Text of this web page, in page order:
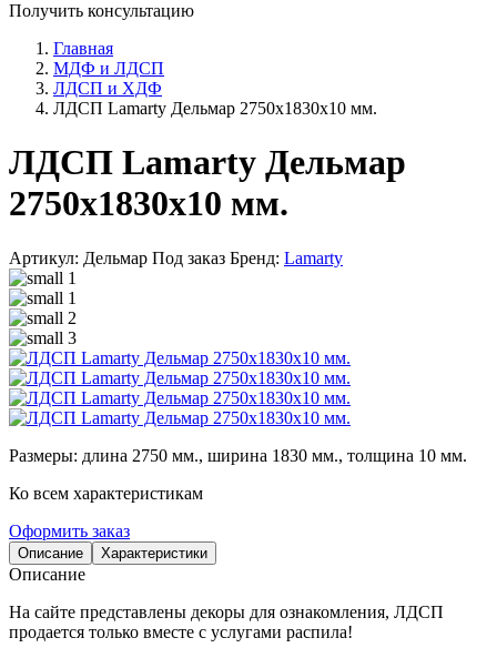
Получить консультацию
Главная
МДФ и ЛДСП
ЛДСП и ХДФ
ЛДСП Lamarty Дельмар 2750х1830х10 мм.
ЛДСП Lamarty Дельмар
2750х1830х10 мм.
Артикул: Дельмар Под заказ Бренд: Lamarty
Размеры: длина 2750 мм., ширина 1830 мм., толщина 10 мм.
Ко всем характеристикам
Оформить заказ
Описание Характеристики
Описание
На сайте представлены декоры для ознакомления, ЛДСП
продается только вместе с услугами распила!